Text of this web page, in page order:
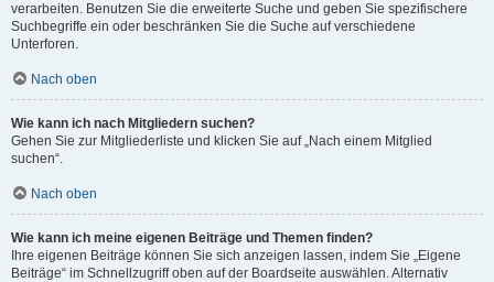
verarbeiten. Benutzen Sie die erweiterte Suche und geben Sie spezifischere
Suchbegriffe ein oder beschränken Sie die Suche auf verschiedene
Unterforen.
Nach oben
Wie kann ich nach Mitgliedern suchen?
Gehen Sie zur Mitgliederliste und klicken Sie auf „Nach einem Mitglied
suchen“.
Nach oben
Wie kann ich meine eigenen Beiträge und Themen finden?
Ihre eigenen Beiträge können Sie sich anzeigen lassen, indem Sie „Eigene
Beiträge“ im Schnellzugriff oben auf der Boardseite auswählen. Alternativ